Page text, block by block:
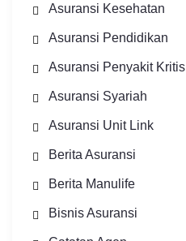
Asuransi Kesehatan
Asuransi Pendidikan
Asuransi Penyakit Kritis
Asuransi Syariah
Asuransi Unit Link
Berita Asuransi
Berita Manulife
Bisnis Asuransi